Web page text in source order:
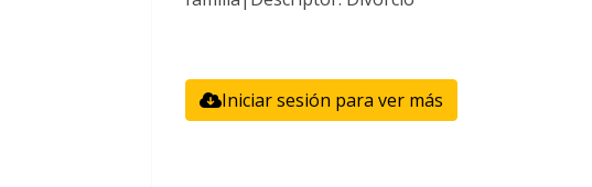
Iniciar sesión para ver más